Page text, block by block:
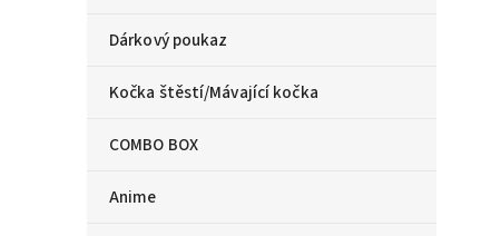
Dárkový poukaz
Kočka štěstí/Mávající kočka
COMBO BOX
Anime